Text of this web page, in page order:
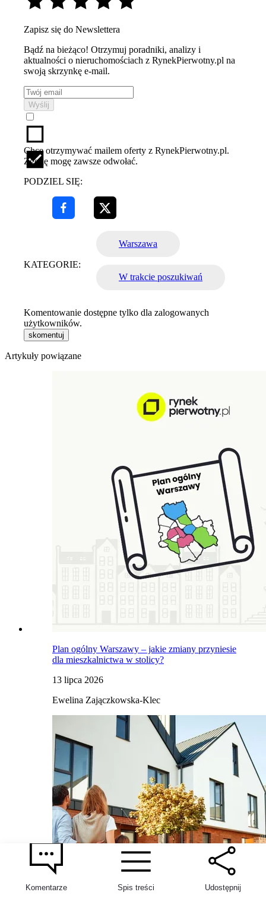
Zapisz się do Newslettera
Bądź na bieżąco! Otrzymuj poradniki, analizy i
aktualności o nieruchomościach z RynekPierwotny.pl na
swoją skrzynkę e-mail.
Wyślij
Chcę otrzymywać mailem oferty z RynekPierwotny.pl.
Zgodę mogę zawsze odwołać.
PODZIEL SIĘ:
KATEGORIE:
Warszawa
W trakcie poszukiwań
Komentowanie dostępne tylko dla zalogowanych
użytkowników.
skomentuj
Artykuły powiązane
Plan ogólny Warszawy – jakie zmiany przyniesie
dla mieszkalnictwa w stolicy?
13 lipca 2026
Ewelina Zajączkowska-Klec
Komentarze Spis treści Udostępnij